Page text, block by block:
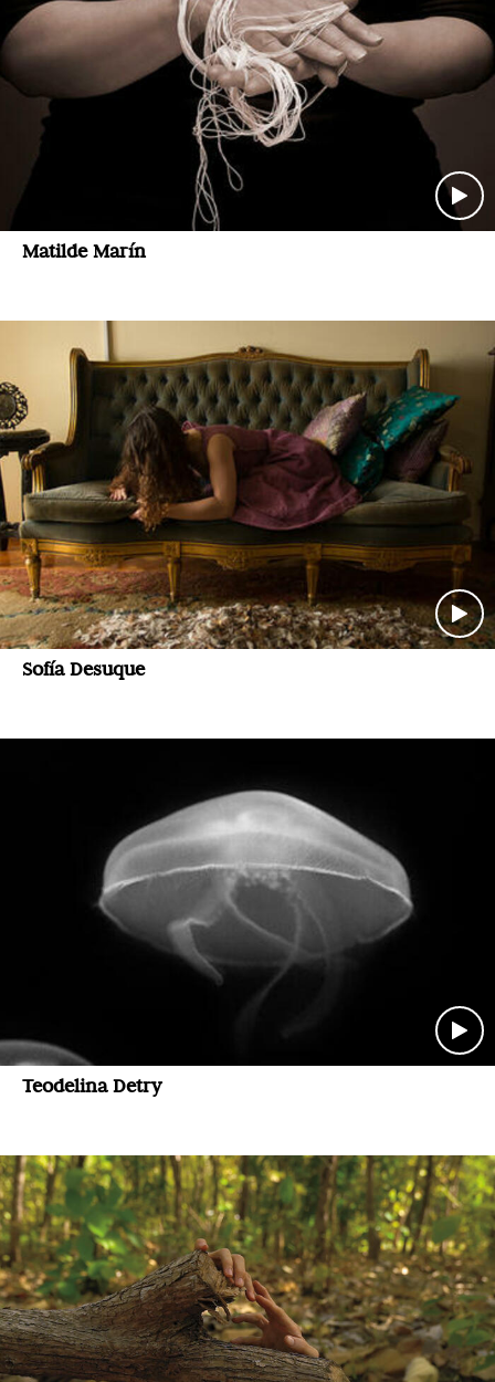
Matilde Marín
Sofía Desuque
Teodelina Detry